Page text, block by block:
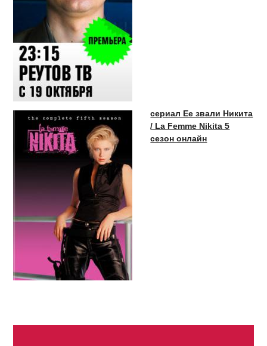
сериал Ее звали Никита
/ La Femme Nikita 5
сезон онлайн